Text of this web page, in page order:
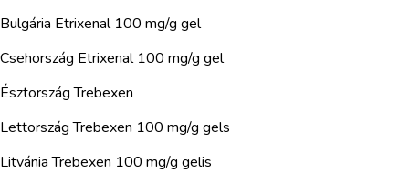
Bulgária Etrixenal 100 mg/g gel
Csehország Etrixenal 100 mg/g gel
Észtország Trebexen
Lettország Trebexen 100 mg/g gels
Litvánia Trebexen 100 mg/g gelis